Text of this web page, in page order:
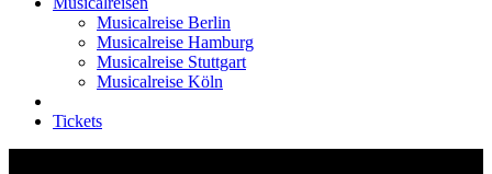
Musicalreise Berlin
Musicalreise Hamburg
Musicalreise Stuttgart
Musicalreise Köln
Tickets